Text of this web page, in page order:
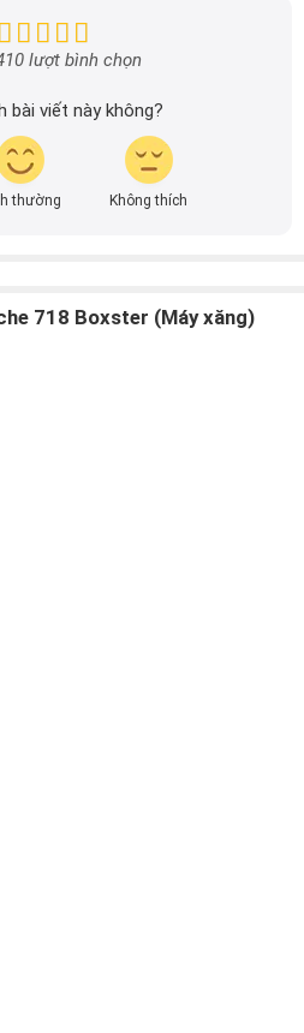
lượt bình chọn
bài viết này không?
thường Không thích
718 Boxster (Máy xăng)